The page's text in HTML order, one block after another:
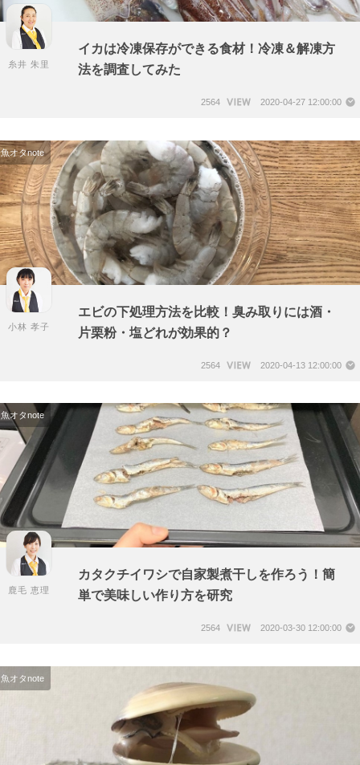
イカは冷凍保存ができる食材！冷凍＆解凍方
法を調査してみた
糸井 朱里
2020-04-27 12:00:00
2564
魚オタnote
エビの下処理方法を比較！臭み取りには酒・
片栗粉・塩どれが効果的？
小林 孝子
2020-04-13 12:00:00
2564
魚オタnote
カタクチイワシで自家製煮干しを作ろう！簡
単で美味しい作り方を研究
鹿毛 恵理
2020-03-30 12:00:00
2564
魚オタnote